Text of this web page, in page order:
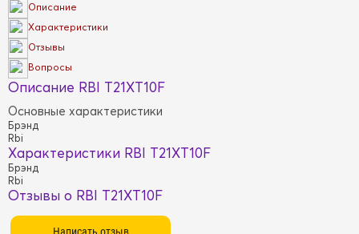
Описание
Характеристики
Отзывы
Вопросы
Описание RBI T21XT10F
Основные характеристики
Брэнд
Rbi
Характеристики RBI T21XT10F
Брэнд
Rbi
Отзывы о RBI T21XT10F